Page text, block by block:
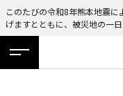
このたびの令和8年熊本地震
げますとともに、被災地の一
ホーム 特集
ENGLISH
繁体字